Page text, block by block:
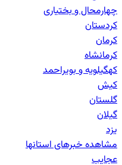
چهارمحال و بختیاری
کردستان
کرمان
کرمانشاه
کهگیلویه و بویراحمد
کیش
گلستان
گیلان
یزد
مشاهده خبرهایاستانها
عجایب